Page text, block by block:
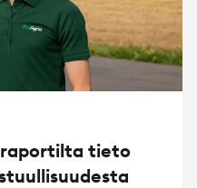
raportilta tieto